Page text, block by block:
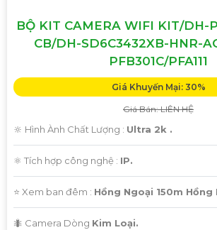
BỘ KIT CAMERA WIFI KIT/DH-
CB/DH-SD6C3432XB-HNR-
PFB301C/PFA111
Giá Khuyến Mại: 30%
Giá Bán: LIÊN HỆ
🔆 Hình Ành Chất Lượng : Ultra 2k .
⚛️ Tích hợp công nghệ : IP.
⭐ Xem ban đêm : Hồng Ngoại 150m Hồng
🐜 Camera Dòng Kim Loại.